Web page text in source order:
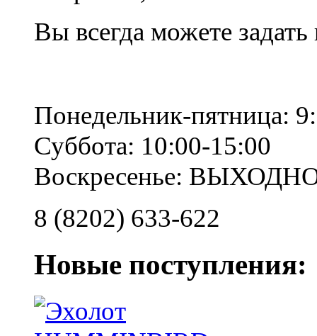
Вы всегда можете
Понедельник-пятница:
Суббота: 10:00-15:00
Воскресенье:
8 (8202) 633-622
Новые поступления: